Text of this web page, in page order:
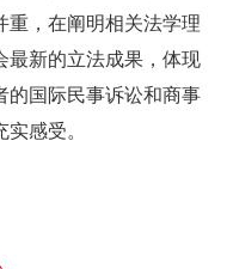
重，在阐明相关法学理
最新的立法成果，体现
的国际民事诉讼和商事
感受。